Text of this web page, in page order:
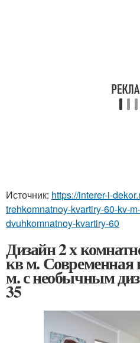
Источник: https://interer-i-
trehkomnatnoy-kvartiry-60-kv-
dvuhkomnatnoy-kvartiry-60
Дизайн 2 х
кв м. Современная
м. с необычным
35